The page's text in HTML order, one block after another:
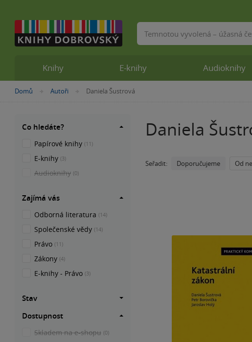
Nacházíte
Domů »Autoři »
Daniela Šustrová
Daniela
Seřadit: Doporučujeme Od
Co hledáte?
Papírové knihy (11)
E-knihy (3)
Audioknihy (0)
Zajímá vás
Odborná literatura (14)
Společenské vědy (14)
Právo (11)
Zákony (4)
E-knihy - Právo (3)
Stav
Dostupnost
Skladem na e-shopu (0)
Knihy E-knihy Audioknihy
Vyhledávání